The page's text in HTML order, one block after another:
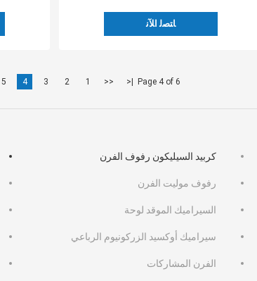
ﺎﺘﺼﻟ ﺍﻶﻧ
Page 4 of 6
|<
<<
1
2
3
4
5
كربيد السيليكون رفوف الفرن
رفوف موليت الفرن
السيراميك الموقد لوحة
سيراميك أوكسيد الزركونيوم الرباعي
الفرن المشاركات